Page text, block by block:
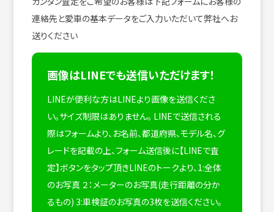
連絡先と愛車の基本データをご入力いただいて弊社へお
送りください
画像はLINEでも送信いただけます！
LINEが便利な方はLINEより画像を送信くださ
い。サイズ制限はありません。 LINEで送信される
際はフォームより、お名前、都道府県、モデル名、グ
レードを記載の上、フォーム送信後に【LINEで査
定】ボタンをタップ頂きLINEのトークより、1:全体
のお写真 ２：メーターのお写真(走行距離の分か
るもの) 3:車検証のお写真の3枚を送信ください。